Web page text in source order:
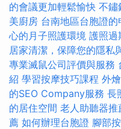
的會議更加輕鬆愉快 不鏽
美廚房 台南地區台胞證的
心的月子照護環境 護照過
居家清潔，保障您的隱私
專業滅鼠公司評價與服務
紹 學習按摩技巧課程 外
的SEO Company服務 長
的居住空間 老人助聽器
薦 如何辦理台胞證 腳部